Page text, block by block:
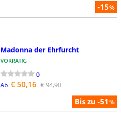
-15%
Bis zu -51%
Madonna der Ehrfurcht
VORRÄTIG
0
Ab € 50,16 € 94,90